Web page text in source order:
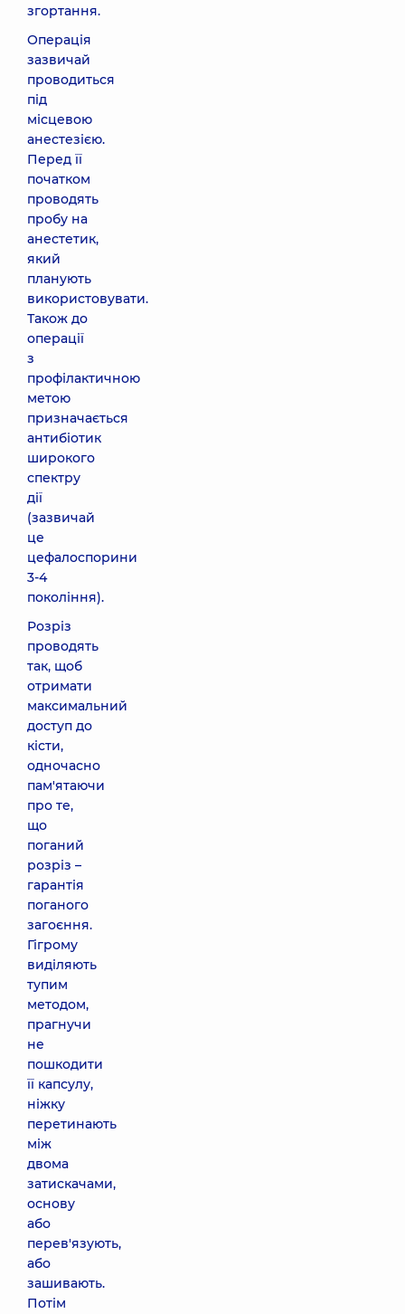
згортання.
Операція
зазвичай
проводиться
під
місцевою
анестезією.
Перед її
початком
проводять
пробу на
анестетик,
який
планують
використовувати.
Також до
операції
з
профілактичною
метою
призначається
антибіотик
широкого
спектру
дії
(зазвичай
це
цефалоспорини
3-4
покоління).
Розріз
проводять
так, щоб
отримати
максимальний
доступ до
кісти,
одночасно
пам'ятаючи
про те,
що
поганий
розріз –
гарантія
поганого
загоєння.
Гігрому
виділяють
тупим
методом,
прагнучи
не
пошкодити
її капсулу,
ніжку
перетинають
між
двома
затискачами,
основу
або
перев'язують,
або
зашивають.
Потім